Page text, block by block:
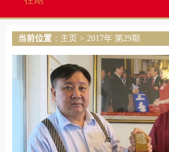
当前位置 ： 主页 > 2017年 第29期